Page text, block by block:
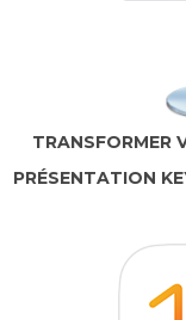
TRANSFORMER
PRÉSENTATION